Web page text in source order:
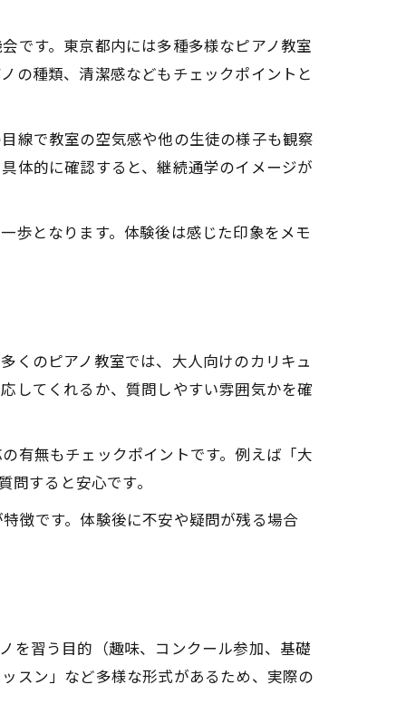
です。東京都内には多種多様なピアノ教室
の種類、清潔感などもチェックポイントと
線で教室の空気感や他の生徒の様子も観察
体的に確認すると、継続通学のイメージが
歩となります。体験後は感じた印象をメモ
くのピアノ教室では、大人向けのカリキュ
してくれるか、質問しやすい雰囲気かを確
有無もチェックポイントです。例えば「大
すると安心です。
徴です。体験後に不安や疑問が残る場合
を習う目的（趣味、コンクール参加、基礎
スン」など多様な形式があるため、実際の